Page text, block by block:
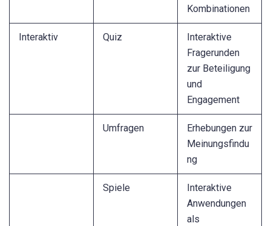
Kombinationen
Interaktiv Quiz
Interaktive
Fragerunden
zur Beteiligung
und
Engagement
Umfragen
Erhebungen zur
Meinungsfindu
ng
Spiele
Interaktive
Anwendungen
als